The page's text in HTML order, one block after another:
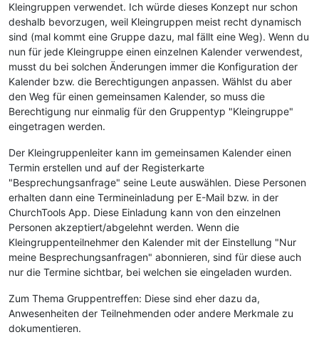
Kleingruppen verwendet. Ich würde dieses Konzept nur schon
deshalb bevorzugen, weil Kleingruppen meist recht dynamisch
sind (mal kommt eine Gruppe dazu, mal fällt eine Weg). Wenn du
nun für jede Kleingruppe einen einzelnen Kalender verwendest,
musst du bei solchen Änderungen immer die Konfiguration der
Kalender bzw. die Berechtigungen anpassen. Wählst du aber
den Weg für einen gemeinsamen Kalender, so muss die
Berechtigung nur einmalig für den Gruppentyp "Kleingruppe"
eingetragen werden.
Der Kleingruppenleiter kann im gemeinsamen Kalender einen
Termin erstellen und auf der Registerkarte
"Besprechungsanfrage" seine Leute auswählen. Diese Personen
erhalten dann eine Termineinladung per E-Mail bzw. in der
ChurchTools App. Diese Einladung kann von den einzelnen
Personen akzeptiert/abgelehnt werden. Wenn die
Kleingruppenteilnehmer den Kalender mit der Einstellung "Nur
meine Besprechungsanfragen" abonnieren, sind für diese auch
nur die Termine sichtbar, bei welchen sie eingeladen wurden.
Zum Thema Gruppentreffen: Diese sind eher dazu da,
Anwesenheiten der Teilnehmenden oder andere Merkmale zu
dokumentieren.